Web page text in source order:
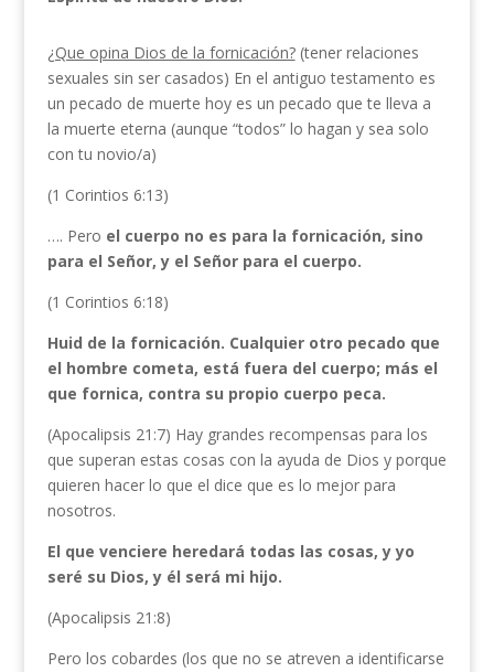
¿Que opina Dios de la fornicación?(tener relaciones
sexuales sin ser casados) En el antiguo testamento es
un pecado de muerte hoy es un pecado que te lleva a
la muerte eterna (aunque “todos” lo hagan y sea solo
con tu novio/a)
(1 Corintios 6:13)
…. Pero el cuerpo no es para la fornicación, sino
para el Señor, y el Señor para el cuerpo.
(1 Corintios 6:18)
Huid de la fornicación. Cualquier otro pecado que
el hombre cometa, está fuera del cuerpo; más el
que fornica, contra su propio cuerpo peca.
(Apocalipsis 21:7) Hay grandes recompensas para los
que superan estas cosas con la ayuda de Dios y porque
quieren hacer lo que el dice que es lo mejor para
nosotros.
El que venciere heredará todas las cosas, y yo
seré su Dios, y él será mi hijo.
(Apocalipsis 21:8)
Pero los cobardes (los que no se atreven a identificarse